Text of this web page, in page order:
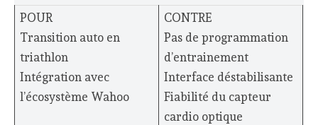
POUR
Transition auto en
triathlon
Intégration avec
l’écosystème Wahoo
CONTRE
Pas de programmation
d’entrainement
Interface déstabilisante
Fiabilité du capteur
cardio optique